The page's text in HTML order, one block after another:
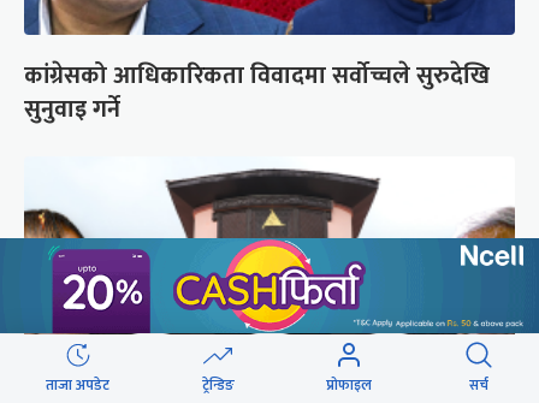
कांग्रेसको आधिकारिकता विवादमा सर्वोच्चले सुरुदेखि
सुनुवाइ गर्ने
ताजा अपडेट ट्रेन्डिङ प्रोफाइल सर्च